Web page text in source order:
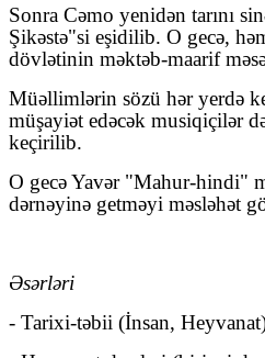
Sonra Cəmo yenidən tarını
Şikəstə"si eşidilib. O gecə,
dövlətinin məktəb-maarif
Müəllimlərin sözü hər yerdə
müşayiət edəcək musiqiçilər
keçirilib.
O gecə Yavər "Mahur-hindi"
dərnəyinə getməyi məsləhət
Əsərləri
- Tarixi-təbii (İnsan,